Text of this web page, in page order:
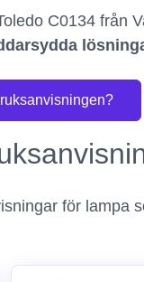
C0134 från
för lampa